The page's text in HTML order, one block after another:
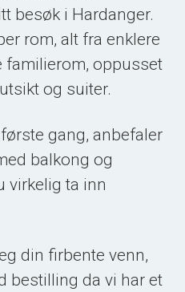
besøk i Hardanger.
rom, alt fra enklere
familierom, oppusset
og suiter.
gang, anbefaler
balkong og
virkelig ta inn
din firbente venn,
bestilling da vi har et